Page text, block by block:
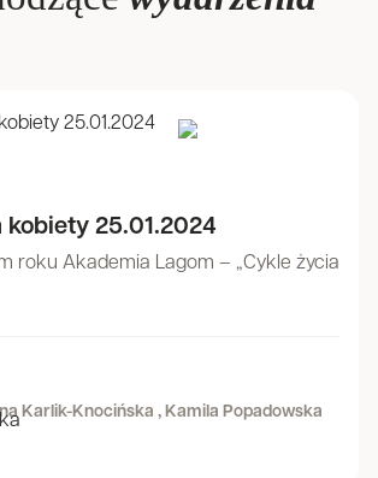
kobiety 25.01.2024
roku Akademia Lagom – „Cykle życia
Karlik-Knocińska ,Kamila Popadowska